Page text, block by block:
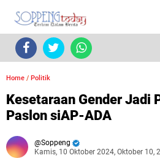
Home / Politik
Kesetaraan Gender Jadi
Paslon siAP-ADA
Soppeng
Kamis, 10 Oktober 2024, Oktober 10,